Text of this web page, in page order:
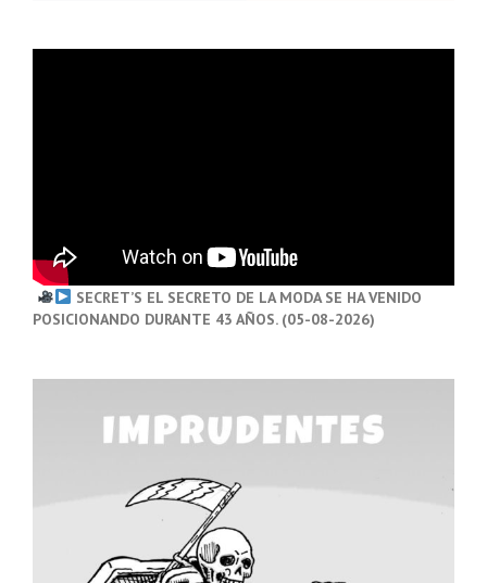
SECRET’S EL SECRETO DE LA MODA SE HA VENIDO
POSICIONANDO DURANTE 43 AÑOS. (05-08-2026)